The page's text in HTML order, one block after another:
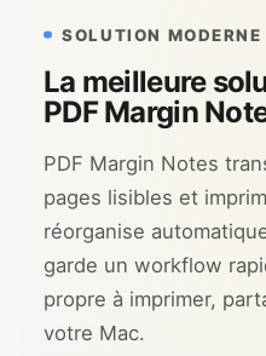
SOLUTION MODERNE
La meilleure
PDF Margin
PDF Margin Notes
pages lisibles et
réorganise
garde un workflow
propre à imprimer,
votre Mac.